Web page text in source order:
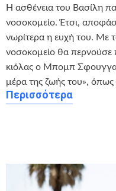
Η ασθένεια του Βασίλη
νοσοκομείο. Έτσι,
νωρίτερα η ευχή του. Με
νοσοκομείο θα περνούσε
κιόλας ο Μπομπ
μέρα της ζωής του», όπως
Περισσότερα